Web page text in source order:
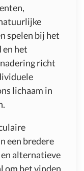
spelen bij het
en het
richt
lichaam in
een bredere
alternatieve
om het vinden